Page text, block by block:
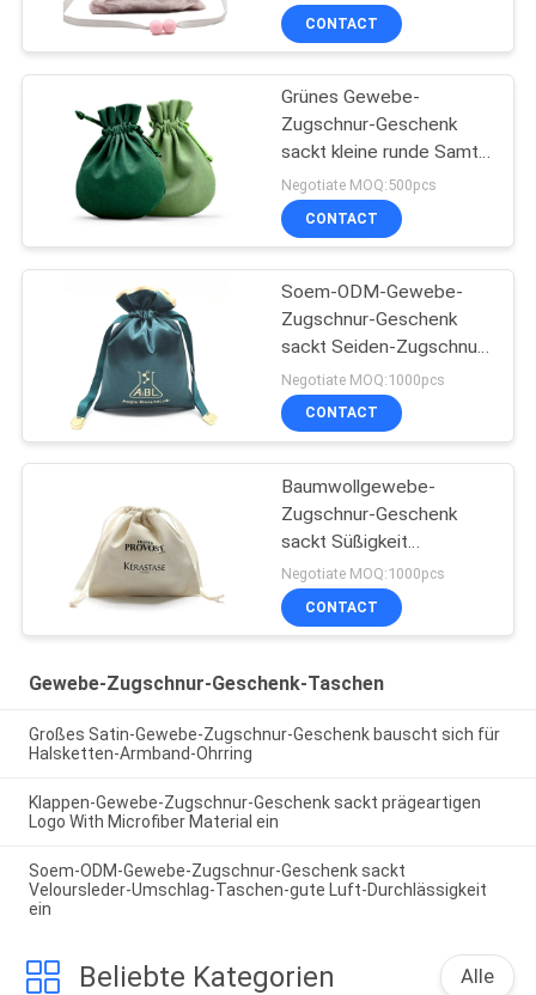
ein, der mit Grußumbau
materiell ist
CONTACT
Grünes Gewebe-
Zugschnur-Geschenk
sackt kleine runde Samt-
Schmuck-Taschen ein
Negotiate MOQ:500pcs
CONTACT
Soem-ODM-Gewebe-
Zugschnur-Geschenk
sackt Seiden-Zugschnur-
Tasche 100% ein
Negotiate MOQ:1000pcs
CONTACT
Baumwollgewebe-
Zugschnur-Geschenk
sackt Süßigkeit
verwenden das Vereiteln
ein, Oberfläche
stempelnd
Negotiate MOQ:1000pcs
CONTACT
Gewebe-Zugschnur-Geschenk-Taschen
Großes Satin-Gewebe-Zugschnur-Geschenk bauscht sich für
Halsketten-Armband-Ohrring
Klappen-Gewebe-Zugschnur-Geschenk sackt prägeartigen
Logo With Microfiber Material ein
Soem-ODM-Gewebe-Zugschnur-Geschenk sackt
Veloursleder-Umschlag-Taschen-gute Luft-Durchlässigkeit
ein
Beliebte Kategorien Alle